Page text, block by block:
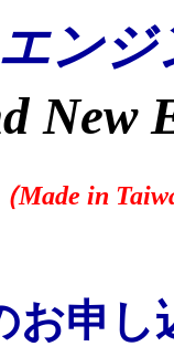
ンジ
New
（Made in
お申し